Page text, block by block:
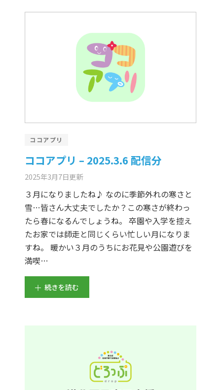
ココアプリ
ココアプリ – 2025.3.6 配信分
2025年3月7日更新
３月になりましたね♪ なのに季節外れの寒さと
雪…皆さん大丈夫でしたか？この寒さが終わっ
たら春になるんでしょうね。 卒園や入学を控え
たお家では師走と同じくらい忙しい月になりま
すね。 暖かい３月のうちにお花見や公園遊びを
満喫…
続きを読む